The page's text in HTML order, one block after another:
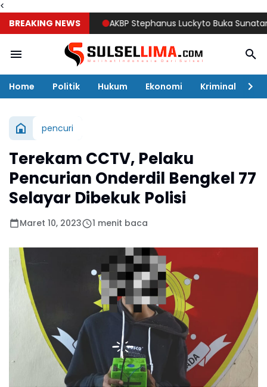
<
BREAKING NEWSAKBP Stephanus Luckyto Buka Sunatan
Home Politik Hukum Ekonomi Kriminal
pencuri
Terekam CCTV, Pelaku
Pencurian Onderdil Bengkel 77
Selayar Dibekuk Polisi
Maret 10, 2023 1 menit baca